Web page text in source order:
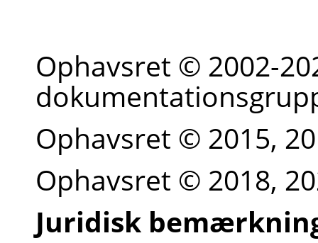
Ophavsret © 2002-
Ophavsret © 2015,
Ophavsret © 2018,
Juridisk